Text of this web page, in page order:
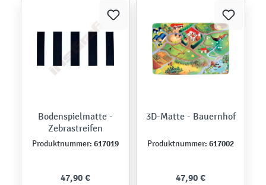
Bodenspielmatte -
Zebrastreifen
Produktnummer: 617019
47,90 €
3D-Matte - Bauernhof
Produktnummer: 617002
47,90 €